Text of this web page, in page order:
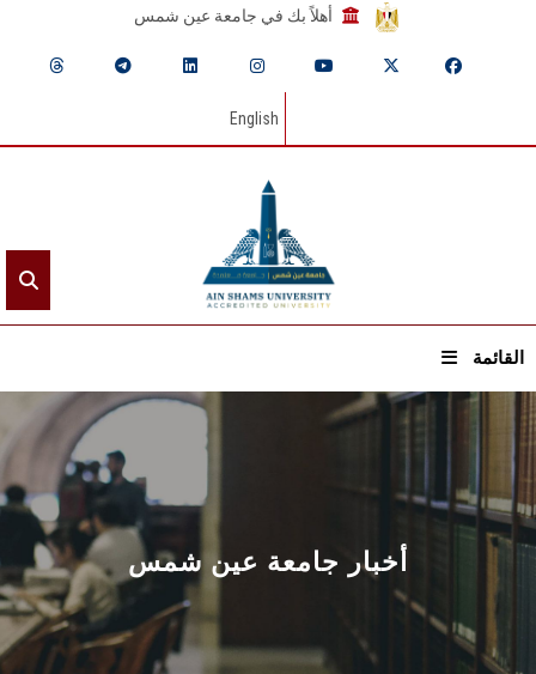
أهلاً بك في جامعة عين شمس
English
القائمة
الرئيسيـة
عن الجامعة
القطاعـات
الشئون الأكاديمية
أخبار جامعة عين شمس